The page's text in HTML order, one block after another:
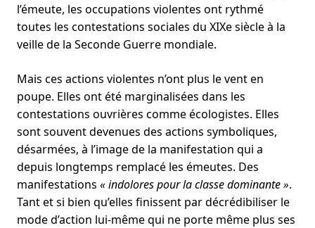
l’émeute, les occupations violentes ont rythmé
toutes les contestations sociales du XIXe siècle à la
veille de la Seconde Guerre mondiale.
Mais ces actions violentes n’ont plus le vent en
poupe. Elles ont été marginalisées dans les
contestations ouvrières comme écologistes. Elles
sont souvent devenues des actions symboliques,
désarmées, à l’image de la manifestation qui a
depuis longtemps remplacé les émeutes. Des
manifestations « indolores pour la classe dominante ».
Tant et si bien qu’elles finissent par décrédibiliser le
mode d’action lui-même qui ne porte même plus ses